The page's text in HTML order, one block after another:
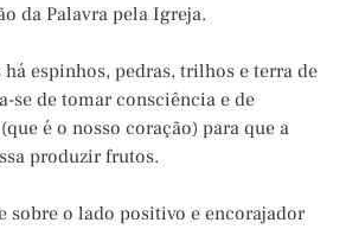
da Palavra pela Igreja.
há espinhos, pedras, trilhos e terra de
se de tomar consciência e de
é o nosso coração) para que a
produzir frutos.
sobre o lado positivo e encorajador